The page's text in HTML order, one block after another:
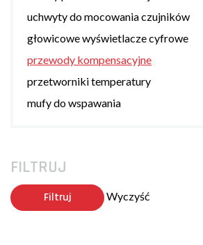
uchwyty do mocowania czujników
głowicowe wyświetlacze cyfrowe
przewody kompensacyjne
przetworniki temperatury
mufy do wspawania
FILTRUJ
Filtruj Wyczyść